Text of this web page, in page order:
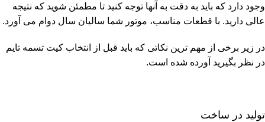
وجود دارد که باید به دقت به آنها توجه کنید تا مطمئن شوید که نتیجه
عالی دارید. با قطعات مناسب، موتور شما سالیان سال دوام می آورد.
در زیر برخی از مهم ترین نکاتی که باید قبل از انتخاب کیت تسمه تایم
در نظر بگیرید آورده شده است.
تولید در ساخت